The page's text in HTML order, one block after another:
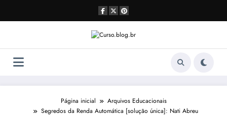
o
Página inicial
Arquivos Educacionais
Segredos da Renda Automática [solução única]: Nati Abreu